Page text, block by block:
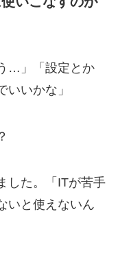
…」「設定とか
いかな」
した。「ITが苦手
いと使えないん